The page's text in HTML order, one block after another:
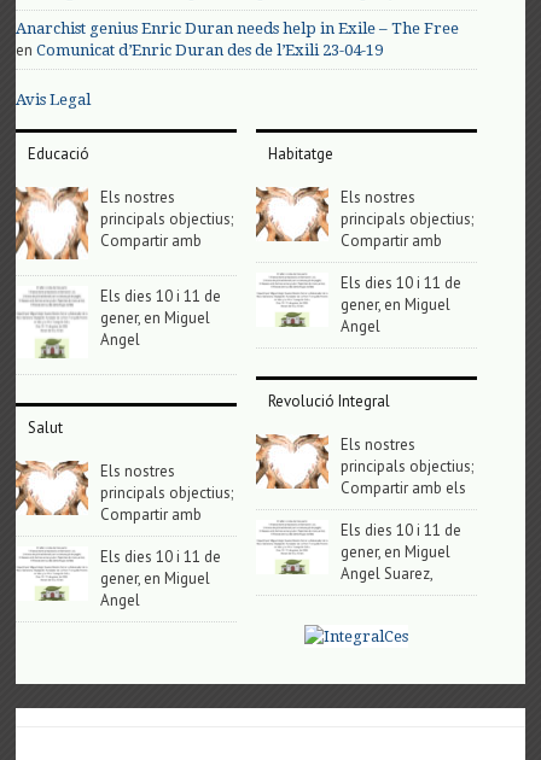
Anarchist genius Enric Duran needs help in Exile – The Free
enComunicat d’Enric Duran des de l’Exili 23-04-19
Avis Legal
Educació
Els nostres
principals objectius;
Compartir amb
Els dies 10 i 11 de
gener, en Miguel
Angel
Salut
Els nostres
principals objectius;
Compartir amb
Els dies 10 i 11 de
gener, en Miguel
Angel
Habitatge
Els nostres
principals objectius;
Compartir amb
Els dies 10 i 11 de
gener, en Miguel
Angel
Revolució Integral
Els nostres
principals objectius;
Compartir amb els
Els dies 10 i 11 de
gener, en Miguel
Angel Suarez,